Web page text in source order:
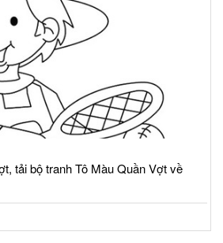
tải bộ tranh Tô Màu Quần Vợt về